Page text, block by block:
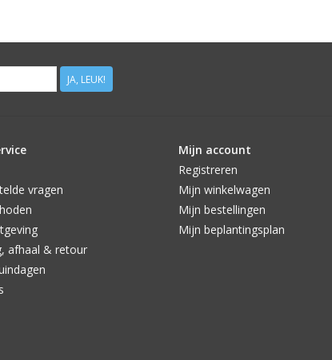
JA, LEUK!
vragen
afhaal & retour
Mijn account
Registreren
Mijn winkelwagen
Mijn bestellingen
Mijn beplantingsplan